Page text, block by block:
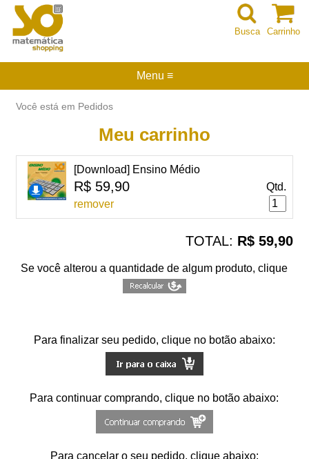
Carrinho
Busca
Menu ≡
Você está em Pedidos
Meu carrinho
[Download] Ensino Médio
R$ 59,90
remover
Qtd.
TOTAL: R$ 59,90
Se você alterou a quantidade de algum produto, clique
Para finalizar seu pedido, clique no botão abaixo:
Para continuar comprando, clique no botão abaixo:
Para cancelar o seu pedido, clique abaixo: